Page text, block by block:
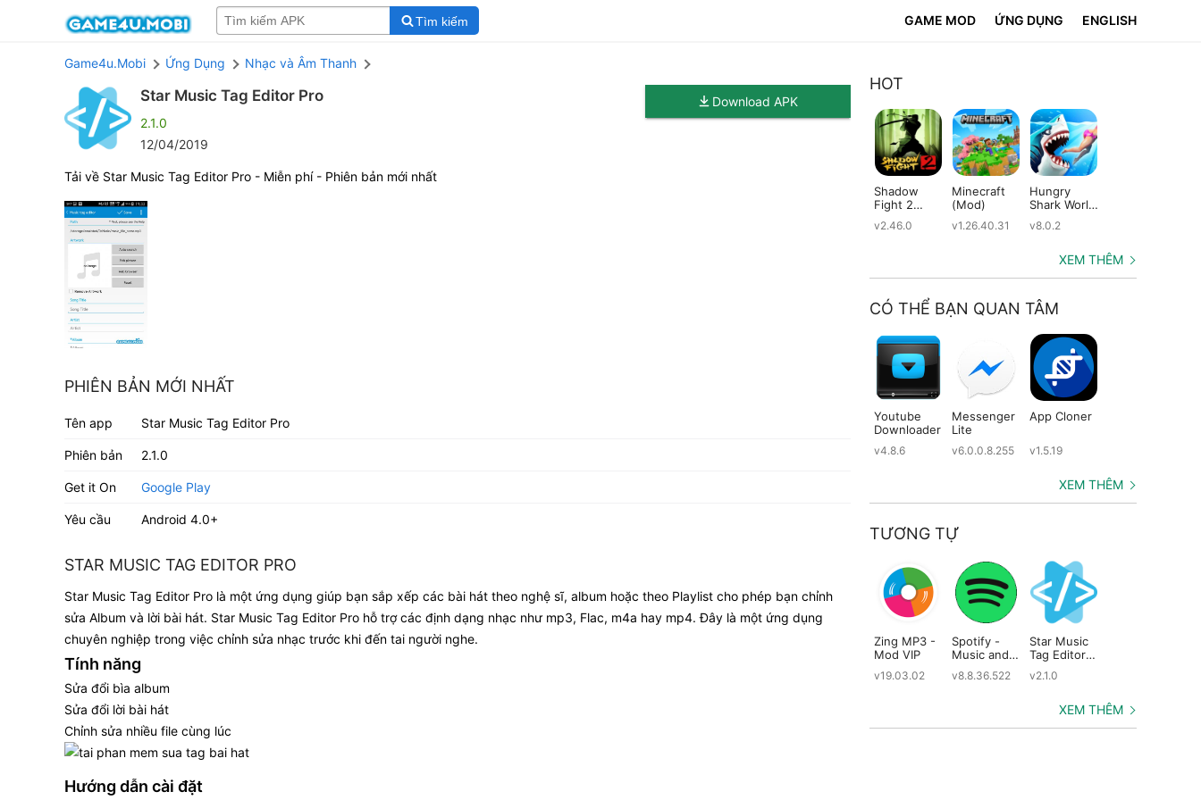
Tìm kiếm GAME MOD ỨNG DỤNG ENGLISH
Game4u.Mobi Ứng Dụng Nhạc và Âm Thanh
Download APK
Star Music Tag Editor Pro
2.1.0
12/04/2019
Tải về Star Music Tag Editor Pro - Miễn phí - Phiên bản mới nhất
PHIÊN BẢN MỚI NHẤT
Tên app Star Music Tag Editor Pro
Phiên bản 2.1.0
Get it On Google Play
Yêu cầu Android 4.0+
STAR MUSIC TAG EDITOR PRO
Star Music Tag Editor Pro là một ứng dụng giúp bạn sắp xếp các bài hát theo nghệ sĩ, album hoặc theo Playlist cho phép bạn chỉnh
sửa Album và lời bài hát. Star Music Tag Editor Pro hỗ trợ các định dạng nhạc như mp3, Flac, m4a hay mp4. Đây là một ứng dụng
chuyên nghiệp trong việc chỉnh sửa nhạc trước khi đến tai người nghe.
Tính năng
Sửa đổi bìa album
Sửa đổi lời bài hát
Chỉnh sửa nhiều file cùng lúc
Hướng dẫn cài đặt
HOT
Shadow
Fight 2
v2.46.0
Minecraft
(Mod)
v1.26.40.31
Hungry
Shark World
v8.0.2
XEM THÊM
CÓ THỂ BẠN QUAN TÂM
Youtube
Downloader
v4.8.6
Messenger
Lite
v6.0.0.8.255
App Cloner
v1.5.19
XEM THÊM
TƯƠNG TỰ
Zing MP3 -
Mod VIP
v19.03.02
Spotify -
Music and
v8.8.36.522
Star Music
Tag Editor
v2.1.0
XEM THÊM